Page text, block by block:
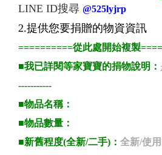
LINE ID搜尋 @525lyjrp
2.提供您要捐贈的物資資訊
==========從此處開始複製
■我已詳閱等家寶寶的捐物說明：
-----------
■物品名稱：
■物品數量：
■新舊程度(全新/二手)： 全新/使